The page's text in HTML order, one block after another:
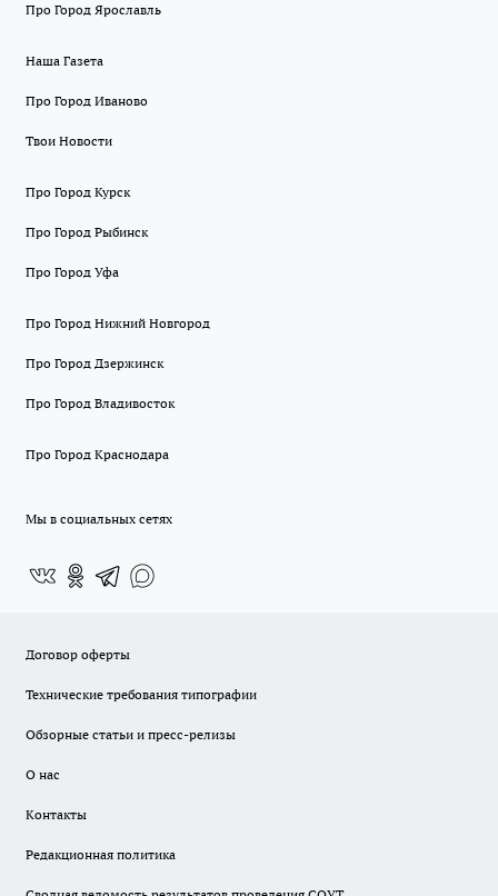
Про Город Ярославль
Наша Газета
Про Город Иваново
Твои Новости
Про Город Курск
Про Город Рыбинск
Про Город Уфа
Про Город Нижний Новгород
Про Город Дзержинск
Про Город Владивосток
Про Город Краснодара
Мы в социальных сетях
Договор оферты
Технические требования типографии
Обзорные статьи и пресс-релизы
О нас
Контакты
Редакционная политика